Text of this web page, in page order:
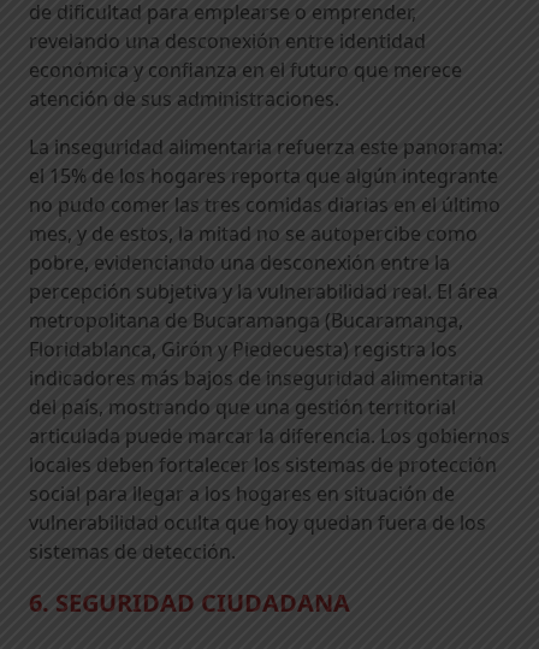
de dificultad para emplearse o emprender,
revelando una desconexión entre identidad
económica y confianza en el futuro que merece
atención de sus administraciones.
La inseguridad alimentaria refuerza este panorama:
el 15% de los hogares reporta que algún integrante
no pudo comer las tres comidas diarias en el último
mes, y de estos, la mitad no se autopercibe como
pobre, evidenciando una desconexión entre la
percepción subjetiva y la vulnerabilidad real. El área
metropolitana de Bucaramanga (Bucaramanga,
Floridablanca, Girón y Piedecuesta) registra los
indicadores más bajos de inseguridad alimentaria
del país, mostrando que una gestión territorial
articulada puede marcar la diferencia. Los gobiernos
locales deben fortalecer los sistemas de protección
social para llegar a los hogares en situación de
vulnerabilidad oculta que hoy quedan fuera de los
sistemas de detección.
6. SEGURIDAD CIUDADANA